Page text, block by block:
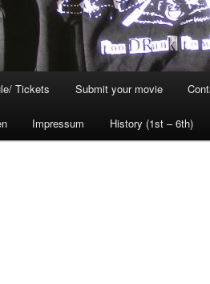
Tickets Submit your movie
Impressum History (1st – 6th)